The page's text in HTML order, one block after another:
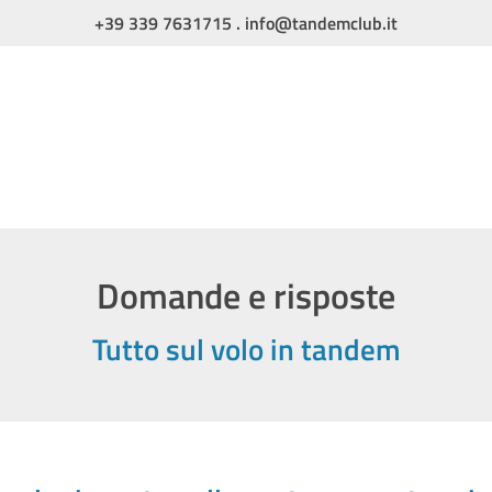
+39 339 7631715 . info@tandemclub.it
Domande e risposte
Tutto sul volo in tandem